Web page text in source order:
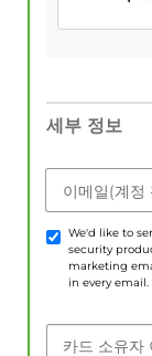
세부 정보
이메일(계정
We'd like to
security
marketing
in every email.
카드 소유자